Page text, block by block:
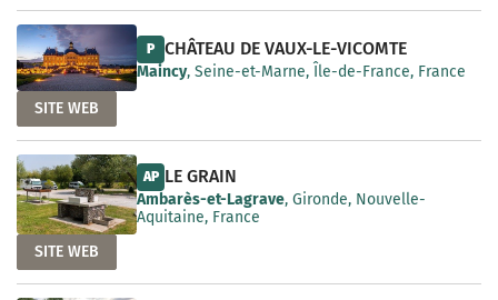
P CHÂTEAU DE VAUX-LE-VICOMTE
Maincy, Seine-et-Marne, Île-de-France, France
SITE WEB
AP LE GRAIN
Ambarès-et-Lagrave, Gironde, Nouvelle-
Aquitaine, France
SITE WEB